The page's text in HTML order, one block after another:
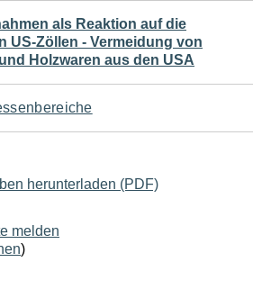
als Reaktion auf die
US-Zöllen - Vermeidung von
Holzwaren aus den USA
herunterladen (PDF)
melden
)